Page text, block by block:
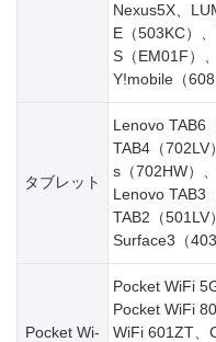
Nexus5X、
E（503KC）
S（EM01F）
Y!mobile（
タブレット
Lenovo TAB6
TAB4（
s（702HW）
Lenovo TAB3
TAB2（501LV
Surface3（
Pocket Wi-
Pocket WiFi
Pocket WiFi
WiFi 601ZT、